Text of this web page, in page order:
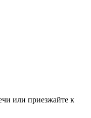
или приезжайте к